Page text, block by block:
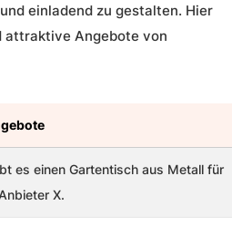
einladend zu gestalten. Hier
attraktive Angebote von
es einen Gartentisch aus Metall für
X.